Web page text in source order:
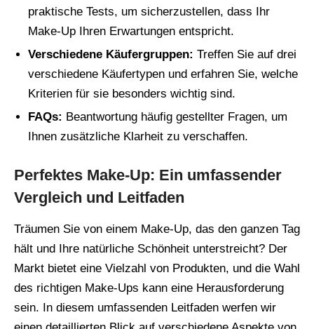
praktische Tests, um sicherzustellen, dass Ihr
Make-Up Ihren Erwartungen entspricht.
Verschiedene Käufergruppen: Treffen Sie auf drei
verschiedene Käufertypen und erfahren Sie, welche
Kriterien für sie besonders wichtig sind.
FAQs: Beantwortung häufig gestellter Fragen, um
Ihnen zusätzliche Klarheit zu verschaffen.
Perfektes Make-Up: Ein umfassender
Vergleich und Leitfaden
Träumen Sie von einem Make-Up, das den ganzen Tag
hält und Ihre natürliche Schönheit unterstreicht? Der
Markt bietet eine Vielzahl von Produkten, und die Wahl
des richtigen Make-Ups kann eine Herausforderung
sein. In diesem umfassenden Leitfaden werfen wir